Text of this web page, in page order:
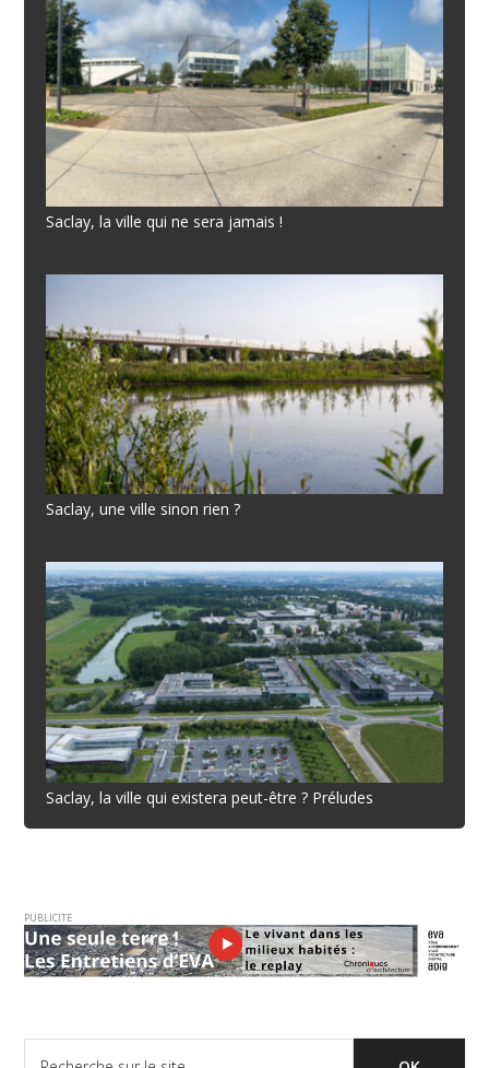
Saclay, la ville qui ne sera jamais !
Saclay, une ville sinon rien ?
Saclay, la ville qui existera peut-être ? Préludes
PUBLICITE